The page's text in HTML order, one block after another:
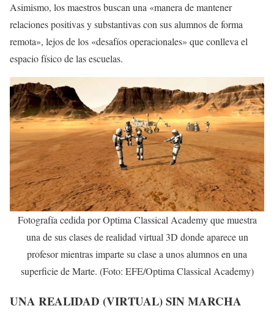
Asimismo, los maestros buscan una «manera de mantener
relaciones positivas y substantivas con sus alumnos de forma
remota», lejos de los «desafíos operacionales» que conlleva el
espacio físico de las escuelas.
Fotografía cedida por Optima Classical Academy que muestra
una de sus clases de realidad virtual 3D donde aparece un
profesor mientras imparte su clase a unos alumnos en una
superficie de Marte. (Foto: EFE/Optima Classical Academy)
UNA REALIDAD (VIRTUAL) SIN MARCHA